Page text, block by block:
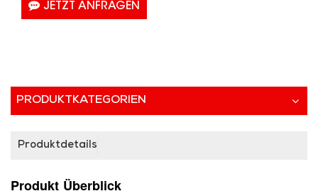
JETZT ANFRAGEN
PRODUKTKATEGORIEN
Produktdetails
Produkt Überblick